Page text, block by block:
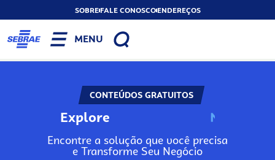
SOBREFALE CONOSCOENDEREÇOS
MENU
CONTEÚDOS GRATUITOS
Explore N
Encontre a solução que você precisa
e Transforme Seu Negócio